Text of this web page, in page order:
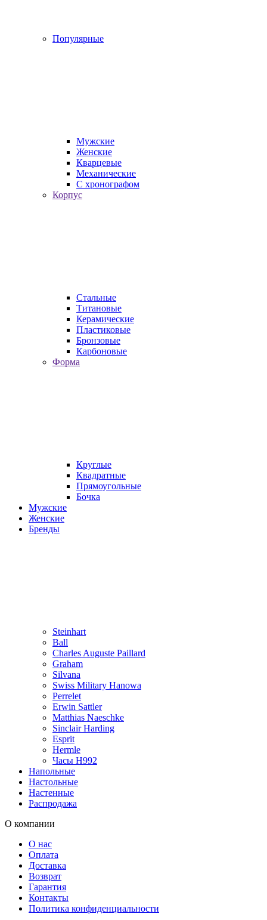
Популярные
Мужские
Женские
Кварцевые
Механические
С хронографом
Корпус
Стальные
Титановые
Керамические
Пластиковые
Бронзовые
Карбоновые
Форма
Круглые
Квадратные
Прямоугольные
Бочка
Мужские
Женские
Бренды
Steinhart
Ball
Charles Auguste Paillard
Graham
Silvana
Swiss Military Hanowa
Perrelet
Erwin Sattler
Matthias Naeschke
Sinclair Harding
Esprit
Hermle
Часы H992
Напольные
Настольные
Настенные
Распродажа
О компании
О нас
Оплата
Доставка
Возврат
Гарантия
Контакты
Политика конфиденциальности